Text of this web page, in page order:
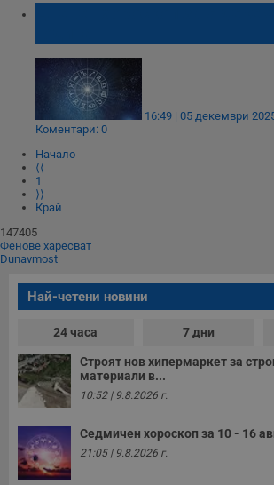
16:49 | 05 декември
Коментари: 0
Начало
⟨⟨
1
⟩⟩
Край
147405
Фенове харесват
Dunavmost
Най-четени новини
24 часа 7 дни
Строят нов хипермаркет за
материали в...
10:52 | 9.8.2026 г.
Седмичен хороскоп за 10 - 16
21:05 | 9.8.2026 г.